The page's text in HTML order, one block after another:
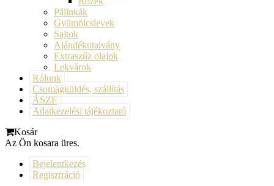
Pálinkák
Gyümölcslevek
Sajtok
Ajándékutalvány
Extraszűz olajok
Lekvárok
Rólunk
Csomagküldés, szállítás
ÁSZF
Adatkezelési tájékoztató
Kosár
Az Ön kosara üres.
Bejelentkezés
Regisztráció